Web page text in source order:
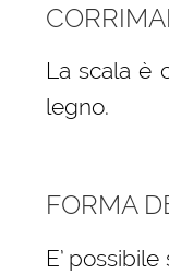
La scala è
legno.
FORMA
E’